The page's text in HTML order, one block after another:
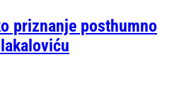
priznanje posthumno